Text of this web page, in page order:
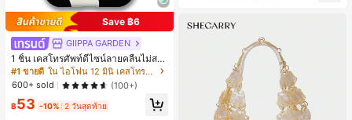
Save ฿6
GIIPPA GARDEN
1 ชิ้น เคสโทรศัพท์ดีไซน์ลายคลื่นไม่สม
มาตรสำหรับ Phone 17 Pro Max, เหม
าะสำหรับ Phone 16 Pro Max, 15 Pro
Max, 14 Pro Max, เคสโทรศัพท์สไตล์เ
กาหลีและน่าสนใจ, เข้ากันได้กับ 11/12/
13/14/15/16 Pro Max Plus, ดีไซน์หรู
#1 ขายดี
ใน ไอโฟน 12 มินิ เคสโทรศัพท์แฟชั่น
600+ sold
(100+)
฿53 -10% 2 วันสุดท้าย